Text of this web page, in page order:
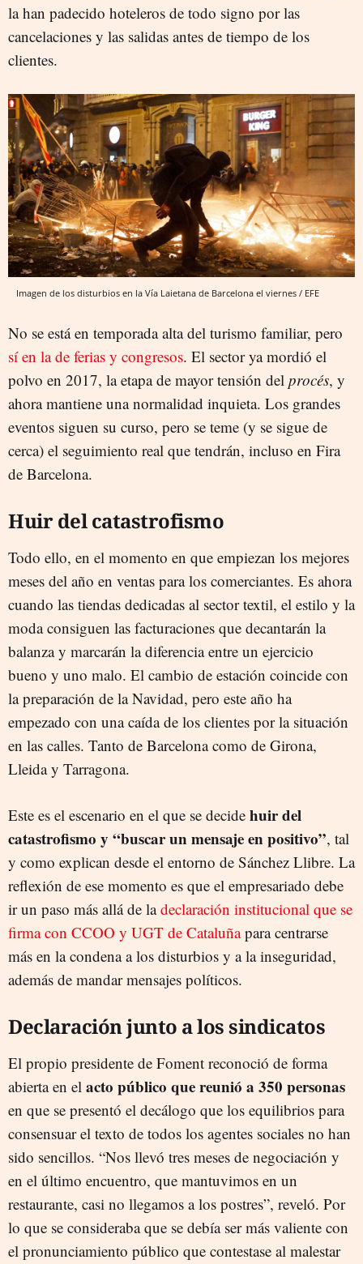
la han padecido hoteleros de todo signo por las
cancelaciones y las salidas antes de tiempo de los
clientes.
Imagen de los disturbios en la Vía Laietana de Barcelona el viernes / EFE
No se está en temporada alta del turismo familiar, pero
sí en la de ferias y congresos. El sector ya mordió el
polvo en 2017, la etapa de mayor tensión del procés, y
ahora mantiene una normalidad inquieta. Los grandes
eventos siguen su curso, pero se teme (y se sigue de
cerca) el seguimiento real que tendrán, incluso en Fira
de Barcelona.
Huir del catastrofismo
Todo ello, en el momento en que empiezan los mejores
meses del año en ventas para los comerciantes. Es ahora
cuando las tiendas dedicadas al sector textil, el estilo y la
moda consiguen las facturaciones que decantarán la
balanza y marcarán la diferencia entre un ejercicio
bueno y uno malo. El cambio de estación coincide con
la preparación de la Navidad, pero este año ha
empezado con una caída de los clientes por la situación
en las calles. Tanto de Barcelona como de Girona,
Lleida y Tarragona.
Este es el escenario en el que se decide huir del
catastrofismo y “buscar un mensaje en positivo”, tal
y como explican desde el entorno de Sánchez Llibre. La
reflexión de ese momento es que el empresariado debe
ir un paso más allá de ladeclaración institucional que se
firma con CCOO y UGT de Cataluñapara centrarse
más en la condena a los disturbios y a la inseguridad,
además de mandar mensajes políticos.
Declaración junto a los sindicatos
El propio presidente de Foment reconoció de forma
abierta en el acto público que reunió a 350 personas
en que se presentó el decálogo que los equilibrios para
consensuar el texto de todos los agentes sociales no han
sido sencillos. “Nos llevó tres meses de negociación y
en el último encuentro, que mantuvimos en un
restaurante, casi no llegamos a los postres”, reveló. Por
lo que se consideraba que se debía ser más valiente con
el pronunciamiento público que contestase al malestar